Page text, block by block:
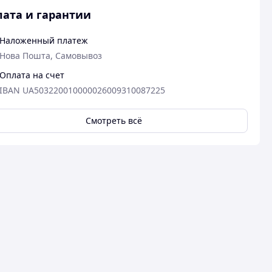
и гарантии
платеж
Пошта, Самовывоз
на счет
UA503220010000026009310087225
Смотреть всё